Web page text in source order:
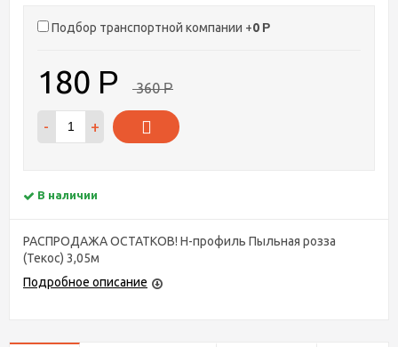
Подбор транспортной компании +0 Р
180 Р 360Р
- +
В наличии
РАСПРОДАЖА ОСТАТКОВ! Н-профиль Пыльная розза
(Текос) 3,05м
Подробное описание